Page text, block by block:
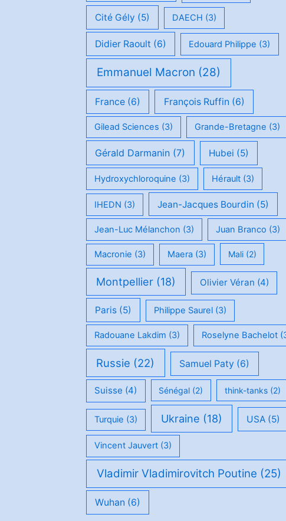
Cité Gély (5) DAECH (3)
Didier Raoult (6) Edouard Philippe (3)
Emmanuel Macron (28)
France(6) François Ruffin (6)
Gilead Sciences (3) Grande-Bretagne (3)
Gérald Darmanin (7) Hubei (5)
Hydroxychloroquine (3) Hérault (3)
IHEDN (3) Jean-Jacques Bourdin (5)
Jean-Luc Mélanchon (3) Juan Branco (3)
Macronie (3) Maera (3) Mali(2)
Montpellier(18) Olivier Véran (4)
Paris(5) Philippe Saurel(3)
Radouane Lakdim (3) Roselyne Bachelot
Russie (22) Samuel Paty (6)
Suisse (4) Sénégal (2) think-tanks(2)
Turquie (3) Ukraine (18) USA (5)
Vincent Jauvert(3)
Vladimir Vladimirovitch Poutine (25)
Wuhan (6)